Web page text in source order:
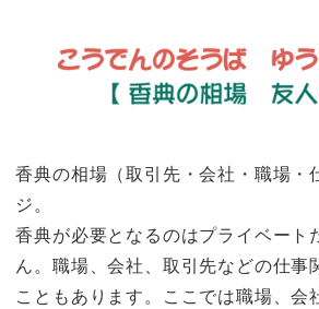
香典の相場（取引先・会社・職場・
ジ。
香典が必要となるのはプライベート
ん。職場、会社、取引先などの仕事
こともあります。ここでは職場、会